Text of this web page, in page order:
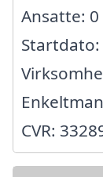
Ansatte: 0
CVR: